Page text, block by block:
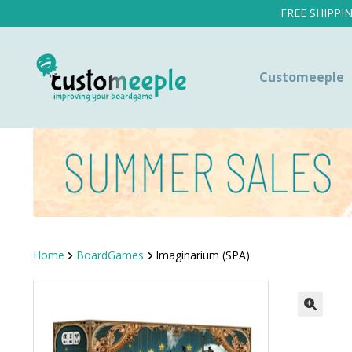
FREE
Customeeple
Home BoardGames Imaginarium (SPA)